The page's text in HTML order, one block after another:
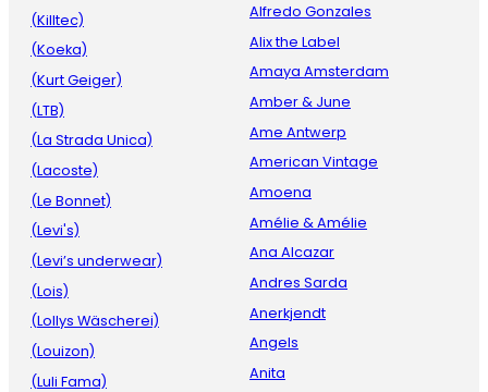
(Killtec)
(Koeka)
(Kurt Geiger)
(LTB)
(La Strada Unica)
(Lacoste)
(Le Bonnet)
(Levi's)
(Levi’s underwear)
(Lois)
(Lollys Wäscherei)
(Louizon)
(Luli Fama)
Alfredo Gonzales
Alix the Label
Amaya Amsterdam
Amber & June
Ame Antwerp
American Vintage
Amoena
Amélie & Amélie
Ana Alcazar
Andres Sarda
Anerkjendt
Angels
Anita